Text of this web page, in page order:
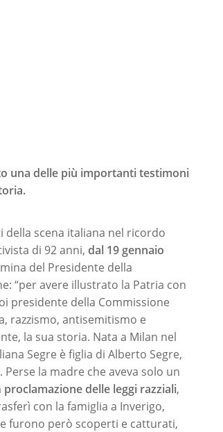
una delle più importanti testimoni
scena italiana nel ricordo
di 92 anni, dal 19 gennaio
del Presidente della
“per avere illustrato la Patria con
presidente della Commissione
razzismo, antisemitismo e
la sua storia. Nata a Milan nel
Segre è figlia di Alberto Segre,
la madre che aveva solo un
proclamazione delle leggi razziali,
con la famiglia a Inverigo,
furono però scoperti e catturati,